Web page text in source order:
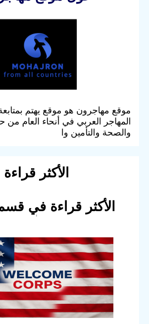
موقع مهاجرون هو موقع يهتم
المهاجر العربي في أنحاء العام من
والصحة والتأمين وا
الأكثر قراءة
الأكثر قراءة في